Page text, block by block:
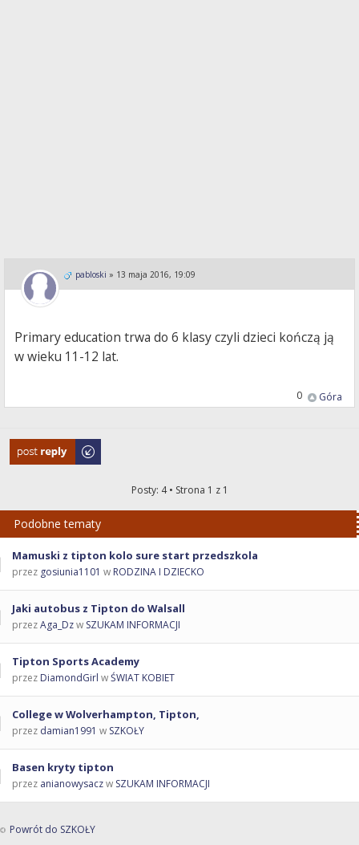
pabloski » 13 maja 2016, 19:09
Primary education trwa do 6 klasy czyli dzieci kończą ją
w wieku 11-12 lat.
Góra
0
Odpowiedz
Posty: 4 • Strona 1 z 1
Podobne tematy
Mamuski z tipton kolo sure start przedszkola
przez gosiunia1101 w RODZINA I DZIECKO
Jaki autobus z Tipton do Walsall
przezAga_Dzw SZUKAM INFORMACJI
Tipton Sports Academy
przez DiamondGirl wŚWIAT KOBIET
College w Wolverhampton, Tipton,
przez damian1991 w SZKOŁY
Basen kryty tipton
przez anianowysaczw SZUKAM INFORMACJI
Powrót do SZKOŁY